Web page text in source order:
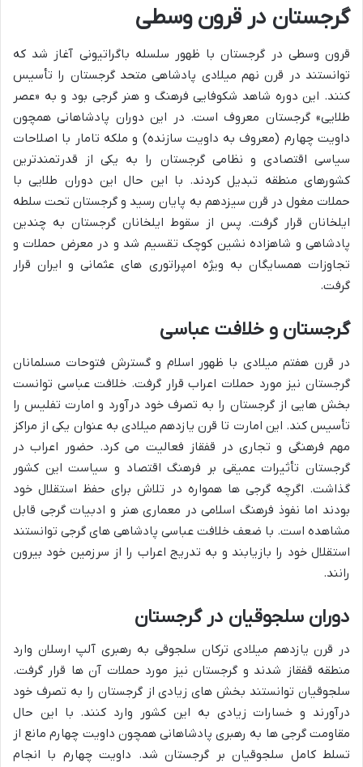
گرجستان در قرون وسطی
قرون وسطی در گرجستان با ظهور سلسله باگراتیونی آغاز شد که
توانستند در قرن نهم میلادی پادشاهی متحد گرجستان را تأسیس
کنند. این دوره شاهد شکوفایی فرهنگ و هنر گرجی بود و به «عصر
طلایی» گرجستان معروف است. در این دوران پادشاهانی همچون
داویت چهارم (معروف به داویت سازنده) و ملکه تامار با اصلاحات
سیاسی اقتصادی و نظامی گرجستان را به یکی از قدرتمندترین
کشورهای منطقه تبدیل کردند. با این حال این دوران طلایی با
حملات مغول در قرن سیزدهم به پایان رسید و گرجستان تحت سلطه
ایلخانان قرار گرفت. پس از سقوط ایلخانان گرجستان به چندین
پادشاهی و شاهزاده نشین کوچک تقسیم شد و در معرض حملات و
تجاوزات همسایگان به ویژه امپراتوری های عثمانی و ایران قرار
گرفت.
گرجستان و خلافت عباسی
در قرن هفتم میلادی با ظهور اسلام و گسترش فتوحات مسلمانان
گرجستان نیز مورد حملات اعراب قرار گرفت. خلافت عباسی توانست
بخش هایی از گرجستان را به تصرف خود درآورد و امارت تفلیس را
تأسیس کند. این امارت تا قرن یازدهم میلادی به عنوان یکی از مراکز
مهم فرهنگی و تجاری در قفقاز فعالیت می کرد. حضور اعراب در
گرجستان تأثیرات عمیقی بر فرهنگ اقتصاد و سیاست این کشور
گذاشت. اگرچه گرجی ها همواره در تلاش برای حفظ استقلال خود
بودند اما نفوذ فرهنگ اسلامی در معماری هنر و ادبیات گرجی قابل
مشاهده است. با ضعف خلافت عباسی پادشاهی های گرجی توانستند
استقلال خود را بازیابند و به تدریج اعراب را از سرزمین خود بیرون
رانند.
دوران سلجوقیان در گرجستان
در قرن یازدهم میلادی ترکان سلجوقی به رهبری آلپ ارسلان وارد
منطقه قفقاز شدند و گرجستان نیز مورد حملات آن ها قرار گرفت.
سلجوقیان توانستند بخش های زیادی از گرجستان را به تصرف خود
درآورند و خسارات زیادی به این کشور وارد کنند. با این حال
مقاومت گرجی ها به رهبری پادشاهانی همچون داویت چهارم مانع از
تسلط کامل سلجوقیان بر گرجستان شد. داویت چهارم با انجام